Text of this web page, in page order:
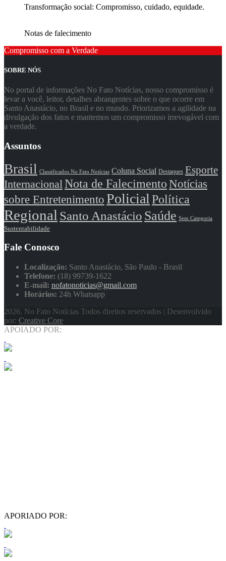
Transformação social: Compromisso, cuidado, equidade.
Notas de falecimento
Compromisso com a Verdade
SOBRE NÓS
No portal de informações No Fato Notícias, nosso compromisso é
levar a você, leitor, detalhes abrangentes sobre o que ocorre em
Santo Anastácio, no Brasil e no mundo. Priorizamos a agilidade na
divulgação dos fatos e mantemos um compromisso irrevogável com
a verdade.
Assuntos
Brasil Classificados No Fato Notícias Coluna Social Destaques Esporte
Internacional Nota de FalecimentoNotícias
sobre Entretenimento Policial Política
Regional Santo Anastácio Saúde Sem Categoria
Sustentabilidade
Fale Conosco
Localização: Santo Anastácio, São Paulo - Brasil
Telefone: (18) 99739-1622
E-mail: nofatonoticias@gmail.com
Horários: 24h Whatsapp
2026. No Fato Notícias Todos direitos reservados | Desenvolvido
por: Creative Core
APOIADO POR:
APORIADO POR: